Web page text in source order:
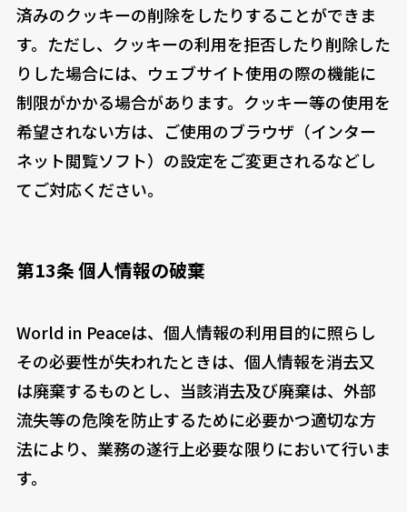
済みのクッキーの削除をしたりすることができま
す。ただし、クッキーの利用を拒否したり削除した
りした場合には、ウェブサイト使用の際の機能に
制限がかかる場合があります。クッキー等の使用を
希望されない方は、ご使用のブラウザ（インター
ネット閲覧ソフト）の設定をご変更されるなどし
てご対応ください。
第13条 個人情報の破棄
World in Peaceは、個人情報の利用目的に照らし
その必要性が失われたときは、個人情報を消去又
は廃棄するものとし、当該消去及び廃棄は、外部
流失等の危険を防止するために必要かつ適切な方
法により、業務の遂行上必要な限りにおいて行いま
す。